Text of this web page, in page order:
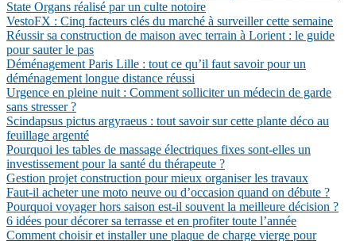
State Organs réalisé par un culte notoire
VestoFX : Cinq facteurs clés du marché à surveiller cette semaine
Réussir sa construction de maison avec terrain à Lorient : le guide
pour sauter le pas
Déménagement Paris Lille : tout ce qu’il faut savoir pour un
déménagement longue distance réussi
Urgence en pleine nuit : Comment solliciter un médecin de garde
sans stresser ?
Scindapsus pictus argyraeus : tout savoir sur cette plante déco au
feuillage argenté
Pourquoi les tables de massage électriques fixes sont-elles un
investissement pour la santé du thérapeute ?
Gestion projet construction pour mieux organiser les travaux
Faut-il acheter une moto neuve ou d’occasion quand on débute ?
Pourquoi voyager hors saison est-il souvent la meilleure décision ?
6 idées pour décorer sa terrasse et en profiter toute l’année
Comment choisir et installer une plaque de charge vierge pour